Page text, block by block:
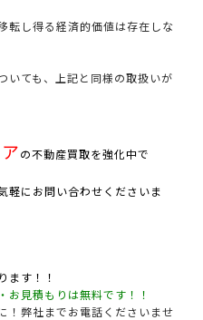
転し得る経済的価値は存在しな
いても、上記と同様の取扱いが
の不動産買取を強化中で
軽にお問い合わせくださいま
ます！！
お見積もりは無料です！！
！弊社までお電話くださいませ